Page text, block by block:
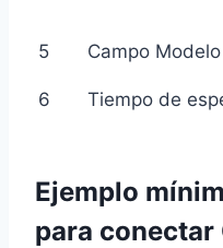
5
Campo Modelo
6 Tiempo de
Ejemplo
para